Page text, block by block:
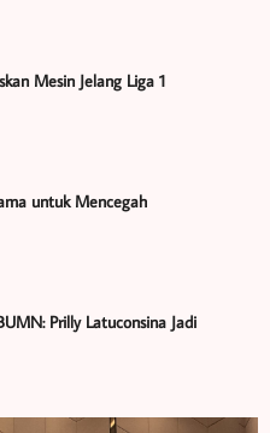
Mesin Jelang Liga 1
untuk Mencegah
Prilly Latuconsina Jadi